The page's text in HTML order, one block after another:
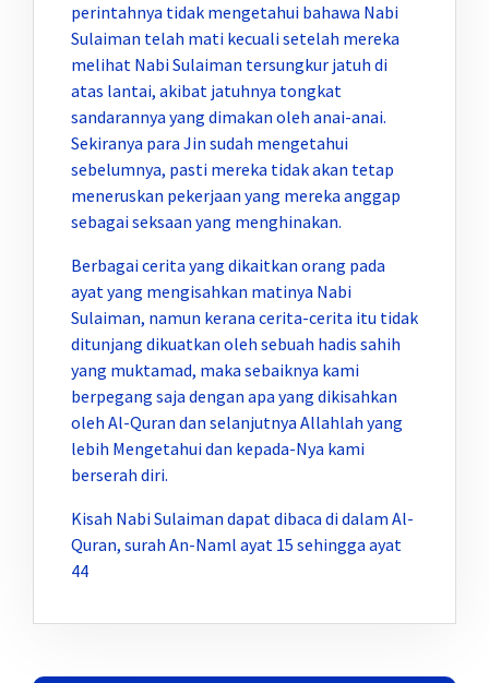
perintahnya tidak mengetahui bahawa Nabi
Sulaiman telah mati kecuali setelah mereka
melihat Nabi Sulaiman tersungkur jatuh di
atas lantai, akibat jatuhnya tongkat
sandarannya yang dimakan oleh anai-anai.
Sekiranya para Jin sudah mengetahui
sebelumnya, pasti mereka tidak akan tetap
meneruskan pekerjaan yang mereka anggap
sebagai seksaan yang menghinakan.
Berbagai cerita yang dikaitkan orang pada
ayat yang mengisahkan matinya Nabi
Sulaiman, namun kerana cerita-cerita itu tidak
ditunjang dikuatkan oleh sebuah hadis sahih
yang muktamad, maka sebaiknya kami
berpegang saja dengan apa yang dikisahkan
oleh Al-Quran dan selanjutnya Allahlah yang
lebih Mengetahui dan kepada-Nya kami
berserah diri.
Kisah Nabi Sulaiman dapat dibaca di dalam Al-
Quran, surah An-Naml ayat 15 sehingga ayat
44